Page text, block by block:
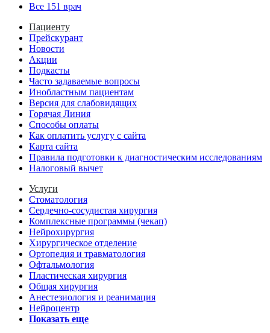
Все 151 врач
Пациенту
Прейскурант
Новости
Акции
Подкасты
Часто задаваемые вопросы
Инобластным пациентам
Версия для слабовидящих
Горячая Линия
Способы оплаты
Как оплатить услугу с сайта
Карта сайта
Правила подготовки к диагностическим исследованиям
Налоговый вычет
Услуги
Стоматология
Сердечно-сосудистая хирургия
Комплексные программы (чекап)
Нейрохирургия
Хирургическое отделение
Ортопедия и травматология
Офтальмология
Пластическая хирургия
Общая хирургия
Анестезиология и реанимация
Нейроцентр
Показать еще